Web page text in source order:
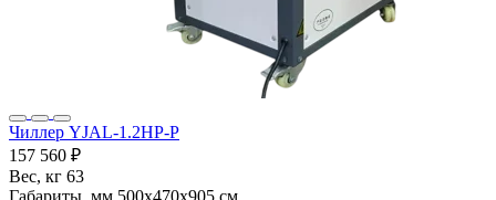
Чиллер YJAL-1.2HP-P
157 560 ₽
Вес, кг 63
Габариты, мм 500x470x905 см